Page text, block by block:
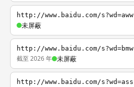
http://www.baidu.com/s?wd=aww
未屏蔽
http://www.baidu.com/s?wd=bmw
截至 2026 年 未屏蔽
http://www.baidu.com/s?wd=ass